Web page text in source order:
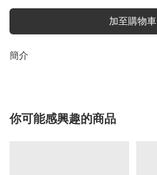
加至購物車
簡介
你可能感興趣的商品